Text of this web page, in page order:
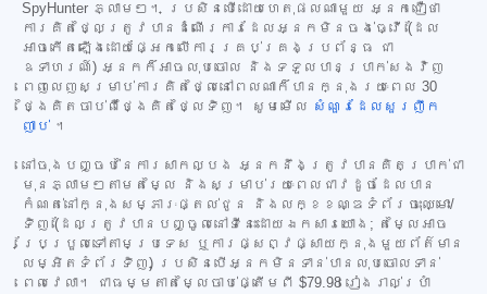
SpyHunter ភ្លាមៗ។ ប្រសិនបើដោយហេតុផលណាមួយ អ្នកជឿថា
ការគិតថ្លៃត្រូវបានដំណើរការដែលអ្នកមិនចង់ធ្វើ (ដែល
អាចកើតឡើងដោយផ្អែកលើការគ្រប់គ្រងប្រព័ន្ធ ជា
ឧទាហរណ៍) អ្នកក៏អាចលុបចោល និងទទួលបានប្រាក់សងវិញ
ពេញលេញសម្រាប់ការគិតថ្លៃនៅពេលណាក៏បានក្នុងរយៈពេល 30
ថ្ងៃគិតចាប់ពីថ្ងៃគិតថ្លៃទិញ។ សូមមើល សំណួរដែលសួរញឹក
ញាប់ ។
នៅចុងបញ្ចប់នៃការសាកល្បង អ្នកនឹងត្រូវបានគិតប្រាក់ជា
មុនភ្លាមៗតាមតម្លៃ និងសម្រាប់រយៈពេលជាវដូចដែលបាន
កំណត់នៅក្នុងសម្ភារៈផ្តល់ជូន និងលក្ខខណ្ឌទំព័រចុះឈ្មោះ/
ទិញ (ដែលត្រូវបានបញ្ចូលនៅទីនេះដោយឯកសារយោង; តម្លៃអាច
ប្រែប្រួលទៅតាមប្រទេស ឬការផ្សព្វផ្សាយក្នុងមួយព័ត៌មាន
លម្អិតទំព័រទិញ) ប្រសិនបើអ្នកមិនទាន់បានលុបចោលទាន់
ពេលវេលា។ ជាធម្មតាតម្លៃចាប់ផ្តើមពី $79.98 រៀងរាល់ប្រាំ